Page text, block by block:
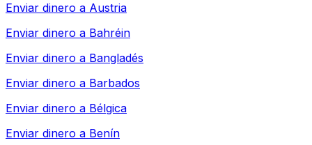
Enviar dinero a Austria
Enviar dinero a Bahréin
Enviar dinero a Bangladés
Enviar dinero a Barbados
Enviar dinero a Bélgica
Enviar dinero a Benín